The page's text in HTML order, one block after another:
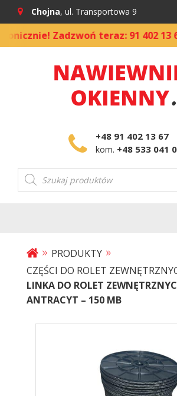
Chojna, ul. Transportowa 9
Zadzwoń teraz: 91 402 13 67
+48 91 402 13 67
kom. +48 533 041
Wyszukiwarka
produktów
» PRODUKTY »
CZĘŚCI DO ROLET
LINKA DO ROLET
ANTRACYT – 150 MB